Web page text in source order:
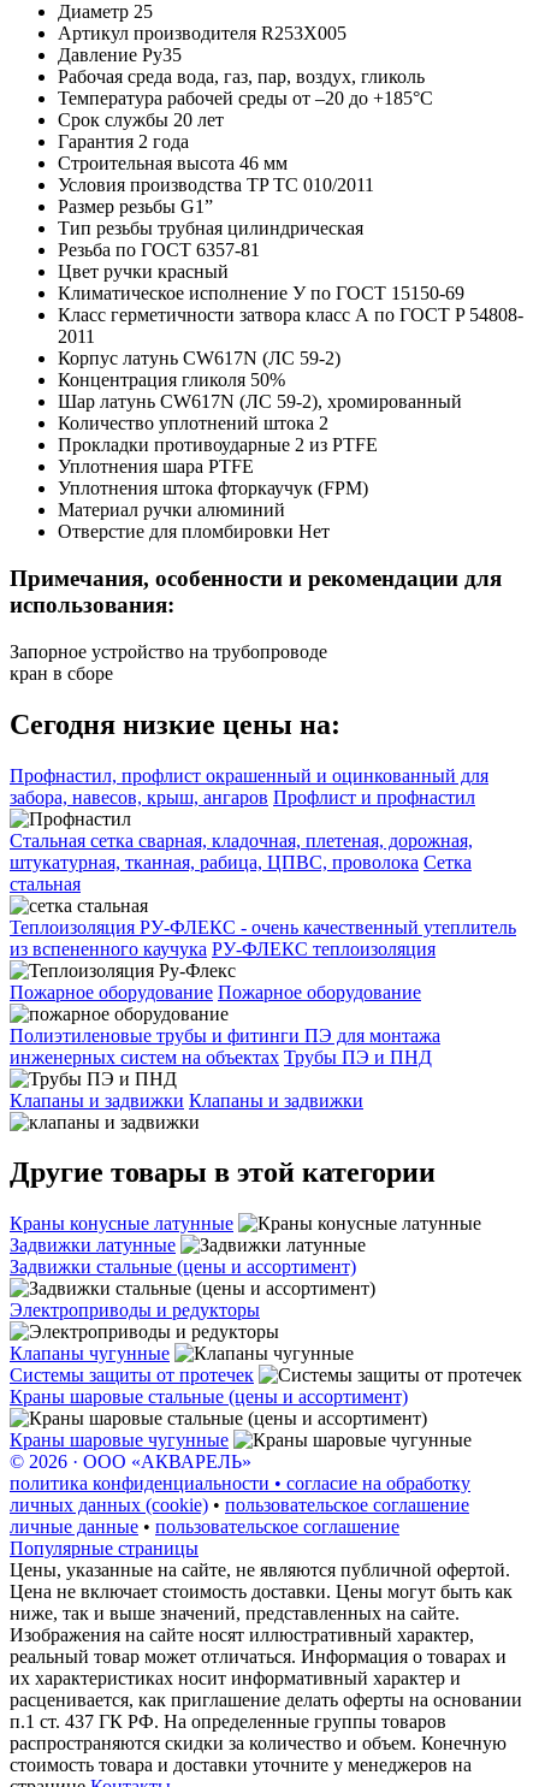
Диаметр 25
Артикул производителя R253X005
Давление Ру35
Рабочая среда вода, газ, пар, воздух, гликоль
Температура рабочей среды от –20 до +185°C
Срок службы 20 лет
Гарантия 2 года
Строительная высота 46 мм
Условия производства TP TC 010/2011
Размер резьбы G1”
Тип резьбы трубная цилиндрическая
Резьба по ГОСТ 6357-81
Цвет ручки красный
Климатическое исполнение У по ГОСТ 15150-69
Класс герметичности затвора класс А по ГОСТ P 54808-
2011
Корпус латунь CW617N (ЛС 59-2)
Концентрация гликоля 50%
Шар латунь CW617N (ЛС 59-2), хромированный
Количество уплотнений штока 2
Прокладки противоударные 2 из PTFE
Уплотнения шара PTFE
Уплотнения штока фторкаучук (FPM)
Материал ручки алюминий
Отверстие для пломбировки Нет
Примечания, особенности и рекомендации для
использования:
Запорное устройство на трубопроводе
кран в сборе
Сегодня низкие цены на:
Профнастил, профлист окрашенный и оцинкованный для
забора, навесов, крыш, ангаров Профлист и профнастил
Стальная сетка сварная, кладочная, плетеная, дорожная,
штукатурная, тканная, рабица, ЦПВС, проволока Сетка
стальная
Теплоизоляция РУ-ФЛЕКС - очень качественный утеплитель
из вспененного каучука РУ-ФЛЕКС теплоизоляция
Пожарное оборудование Пожарное оборудование
Полиэтиленовые трубы и фитинги ПЭ для монтажа
инженерных систем на объектах Трубы ПЭ и ПНД
Клапаны и задвижки Клапаны и задвижки
Другие товары в этой категории
Краны конусные латунные
Задвижки латунные
Задвижки стальные (цены и ассортимент)
Электроприводы и редукторы
Клапаны чугунные
Системы защиты от протечек
Краны шаровые стальные (цены и ассортимент)
Краны шаровые чугунные
© 2026 · ООО «АКВАРЕЛЬ»
политика конфиденциальности • согласие на обработку
личных данных (cookie) • пользовательское соглашение
личные данные • пользовательское соглашение
Популярные страницы
Цены, указанные на сайте, не являются публичной офертой.
Цена не включает стоимость доставки. Цены могут быть как
ниже, так и выше значений, представленных на сайте.
Изображения на сайте носят иллюстративный характер,
реальный товар может отличаться. Информация о товарах и
их характеристиках носит информативный характер и
расценивается, как приглашение делать оферты на основании
п.1 ст. 437 ГК РФ. На определенные группы товаров
распространяются скидки за количество и объем. Конечную
стоимость товара и доставки уточните у менеджеров на